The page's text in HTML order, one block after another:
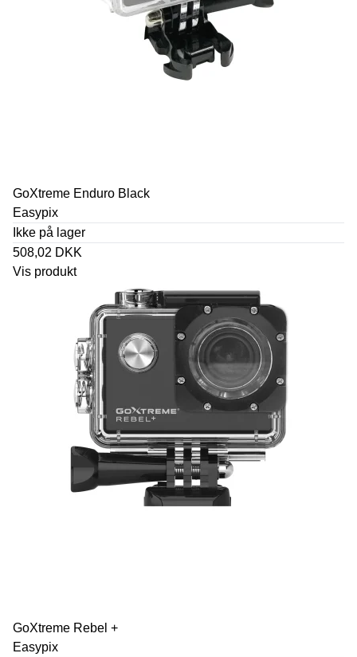
GoXtreme Enduro Black
Easypix
Ikke på lager
508,02 DKK
Vis produkt
GoXtreme Rebel +
Easypix